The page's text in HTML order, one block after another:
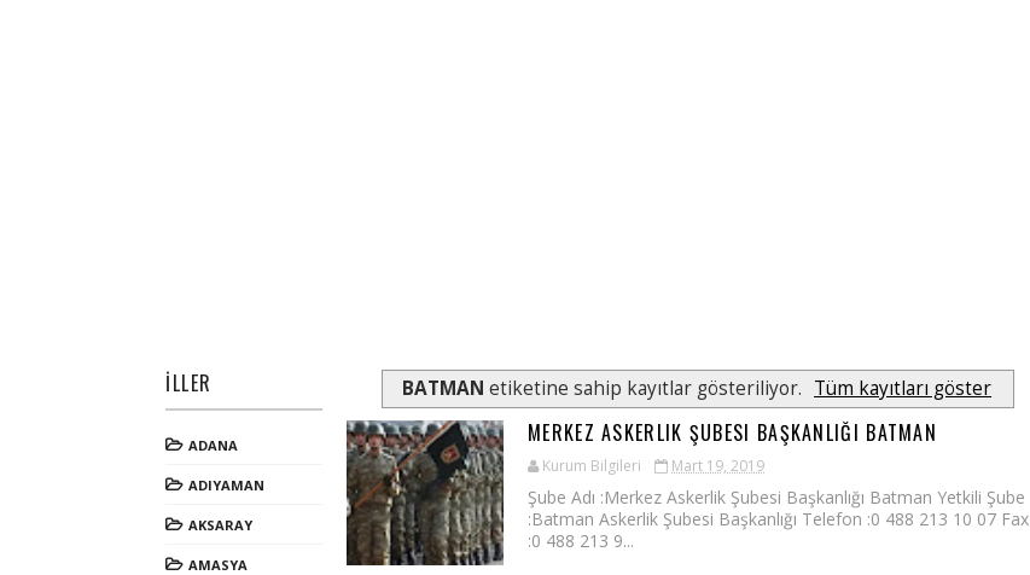
İLLER
ADANA
ADIYAMAN
AKSARAY
AMASYA
BATMAN etiketine sahip kayıtlar gösteriliyor. Tüm kayıtları göster
MERKEZ ASKERLIK ŞUBESI BAŞKANLIĞI BATMAN
Kurum Bilgileri Mart 19, 2019
Şube Adı :Merkez Askerlik Şubesi Başkanlığı Batman Yetkili Şube
:Batman Askerlik Şubesi Başkanlığı Telefon :0 488 213 10 07 Fax
:0 488 213 9...